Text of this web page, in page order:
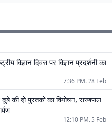
विज्ञान दिवस पर विज्ञान प्रदर्शनी का
7:36 PM. 28 Feb
की दो पुस्तकों का विमोचन, राज्यपाल
12:10 PM. 5 Feb